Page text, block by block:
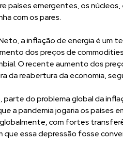
países emergentes, os
com os pares.
a inflação de energia é um
dos preços de
O recente aumento dos
da reabertura da economia,
parte do problema global da
a pandemia jogaria os países
com fortes
essa depressão fosse